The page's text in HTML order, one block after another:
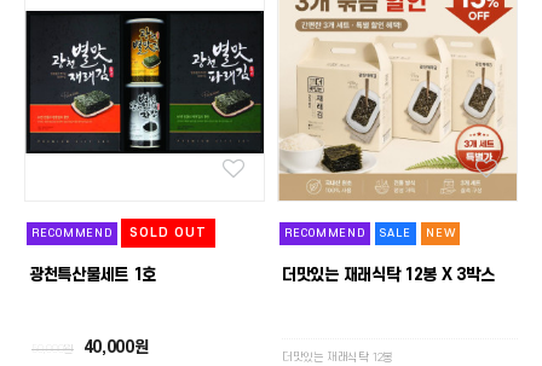
RECOMMEND SOLD OUT
광천특산물세트 1호
50,000원 40,000원
RECOMMEND SALE NEW
더맛있는 재래식탁 12봉 X 3박스
더맛있는 재래식탁 12봉